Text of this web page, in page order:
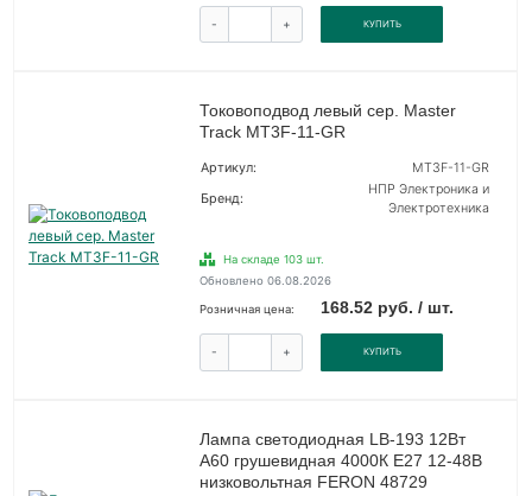
- + КУПИТЬ
Токовоподвод левый сер. Master
Track MT3F-11-GR
Артикул:
MT3F-11-GR
Бренд:
НПР Электроника и
Электротехника
На складе 103 шт.
Обновлено 06.08.2026
Розничная цена: 168.52 руб. / шт.
- + КУПИТЬ
Лампа светодиодная LB-193 12Вт
A60 грушевидная 4000К E27 12-48В
низковольтная FERON 48729